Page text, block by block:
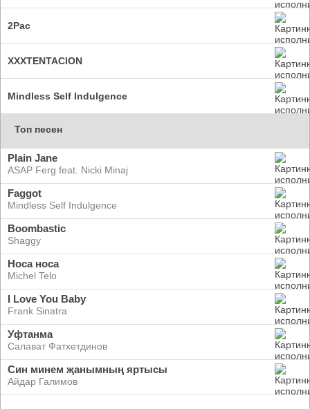
2Pac
XXXTENTACION
Mindless Self Indulgence
Топ песен
Plain Jane
ASAP Ferg feat. Nicki Minaj
Faggot
Mindless Self Indulgence
Boombastic
Shaggy
Носа носа
Michel Telo
I Love You Baby
Frank Sinatra
Уфтанма
Салават Фатхетдинов
Син минем җанымның яртысы
Айдар Галимов